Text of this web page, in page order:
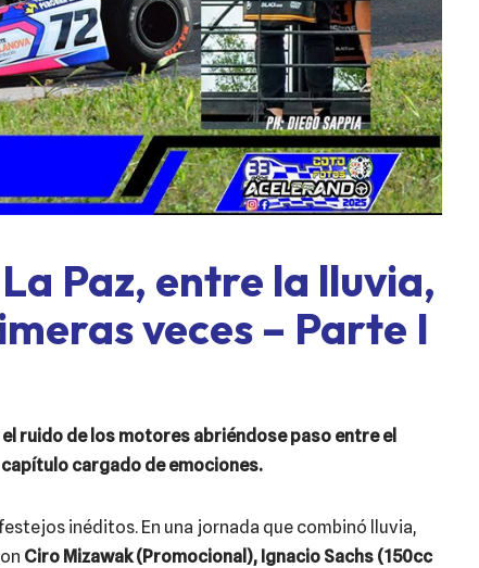
Paz, entre la lluvia,
veces – Parte I
ruido de los motores abriéndose paso entre el
cargado de emociones.
inéditos. En una jornada que combinó lluvia,
Ciro Mizawak (Promocional), Ignacio Sachs (150cc